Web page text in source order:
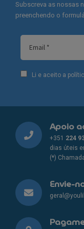
Subscreva as nossas
preenchendo o
Li e aceito a
Apoio
+351 224
dias úteis
(*)
Envie-